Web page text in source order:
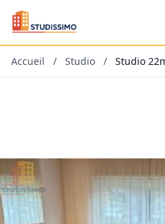
Accueil / Studio / Studio